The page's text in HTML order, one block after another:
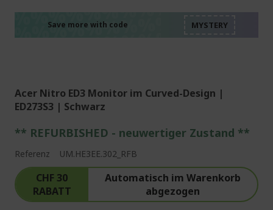
Save more with code
Acer Nitro ED3 Monitor im Curved-Design |
ED273S3 | Schwarz
** REFURBISHED - neuwertiger Zustand **
Referenz UM.HE3EE.302_RFB
CHF 30
RABATT
Automatisch im Warenkorb
abgezogen